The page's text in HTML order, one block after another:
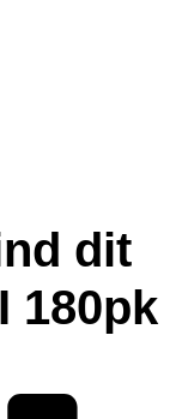
dit
180pk